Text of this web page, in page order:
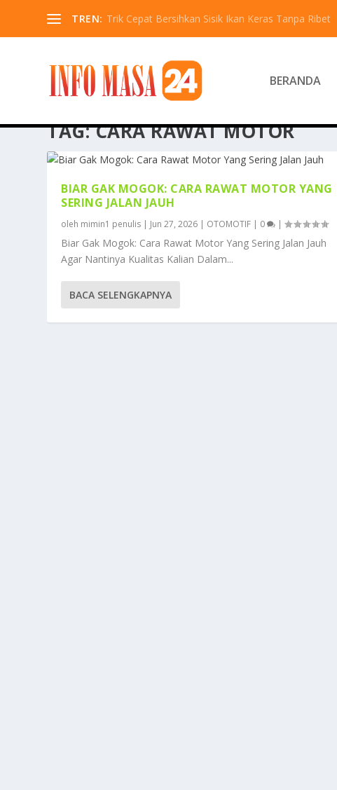
TREN: Trik Cepat Bersihkan Sisik Ikan Keras Tanpa Ribet
BERANDA
TAG:CARA RAWAT MOTOR
BIAR GAK MOGOK: CARA RAWAT MOTOR YANG
SERING JALAN JAUH
oleh mimin1 penulis | Jun 27, 2026 | OTOMOTIF | 0 |
Biar Gak Mogok: Cara Rawat Motor Yang Sering Jalan Jauh
Agar Nantinya Kualitas Kalian Dalam...
BACA SELENGKAPNYA